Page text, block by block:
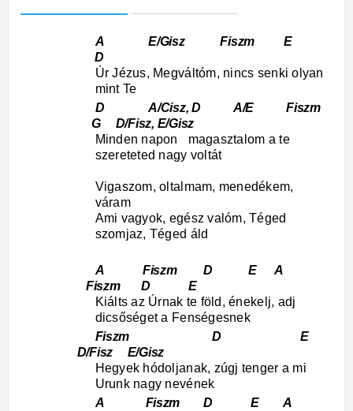
A E/Gisz Fiszm E
D
Úr Jézus, Megváltóm, nincs senki olyan
mint Te
D A/Cisz, D A/E Fiszm
G D/Fisz, E/Gisz
Minden napon magasztalom a te
szereteted nagy voltát
Vigaszom, oltalmam, menedékem,
váram
Ami vagyok, egész valóm, Téged
szomjaz, Téged áld
A Fiszm D E A
Fiszm D E
Kiálts az Úrnak te föld, énekelj, adj
dicsőséget a Fenségesnek
Fiszm D E
D/Fisz E/Gisz
Hegyek hódoljanak, zúgj tenger a mi
Urunk nagy nevének
A Fiszm D E A